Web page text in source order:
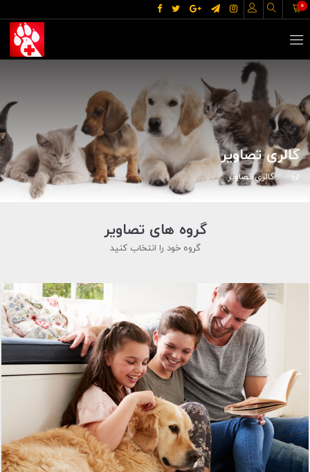
0
گالري تصاوير
گالري تصاوير
گروه های تصاویر
گروه خود را انتخاب کنید